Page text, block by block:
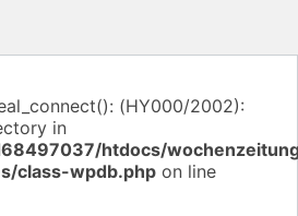
(HY000/2002):
in
htdocs/
class-wpdb.php on line